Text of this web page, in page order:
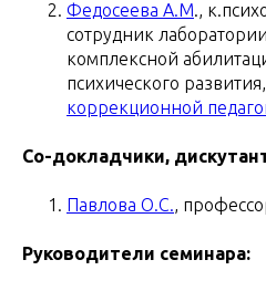
Федосеева А.М.,
сотрудник
комплексной
психического развития,
коррекционной
Со-докладчики,
Павлова О.С.,
Руководители семинара: